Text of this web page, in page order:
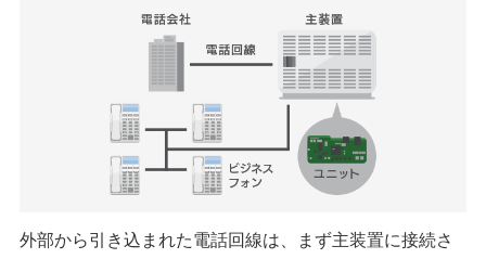
外部から引き込まれた電話回線は、まず主装置に接続さ